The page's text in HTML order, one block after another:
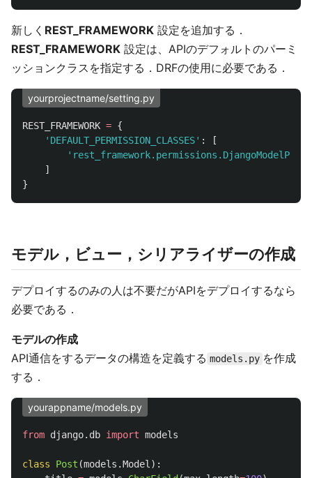
新しく REST_FRAMEWORK 設定を追加する．
REST_FRAMEWORK 設定は、APIのデフォルトのパーミ
ッションクラスを指定する．DRFの使用に必要である．
yourprojectname/setting.py
REST_FRAMEWORK = {
' DEFAULT_PERMISSION_CLASSES' :
[
'
]
}
モデル，ビュー，シリアライザーの作成
デプロイするのみの人は不要だがAPIをデプロイするなら
必要である．
モデルの作成
API通信をするデータの構造を定義する models.py を作成
する．
yourappname/models.py
from django.db import models
class Post (models .Model):